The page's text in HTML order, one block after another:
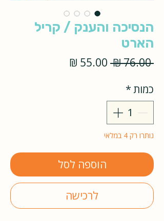
הנסיכה והענק / קריל
הארט
‏76.00 ‏₪
מחיר
כמות*
נותרו רק 4 במלאי
הוספה לסל
לרכישה